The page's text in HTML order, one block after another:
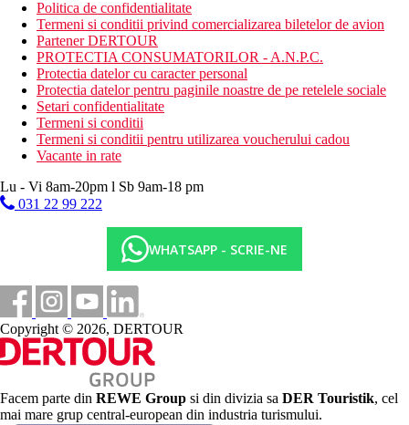
wifi (gratuit in jurul receptiei)
3 piscine (sezlonguri si umbrele gratuite)
piscina pentru copii
mini club
loc de joaca
optiunea unei camere pentru persoane cu dizabilitati
(Deluxe)
Descrierea plajei
frumos, nisipos
sezlonguri, umbrele si prosoape gratuite
bar pe plaja
Activitati sportive gratuite
programe de animatie
programe de seara neregulate
teren de tenis (necesar echipament propriu, iluminat contra
cost)
tenis de masa
fotbal pe plaja si volei
lectii de dans traditional (coladeira, San Joao, funana,
kuduro)
fitness
Politica de confidentialitate
Termeni si conditii privind comercializarea biletelor de avion
Partener DERTOUR
PROTECTIA CONSUMATORILOR - A.N.P.C.
Protectia datelor cu caracter personal
Protectia datelor pentru paginile noastre de pe retelele sociale
Setari confidentialitate
Termeni si conditii
Termeni si conditii pentru utilizarea voucherului cadou
Vacante in rate
Lu - Vi 8am-20pm l Sb 9am-18 pm
031 22 99 222
WHATSAPP - SCRIE-NE
Copyright © 2026, DERTOUR
Facem parte din REWE Group si din divizia sa DER Touristik, cel
mai mare grup central-european din industria turismului.